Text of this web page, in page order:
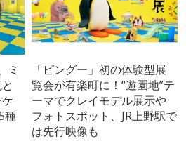
ミ
種
「ピングー」初の体験型展
覧会が有楽町に！“遊園地”テ
ーマでクレイモデル展示や
フォトスポット、JR上野駅で
は先行映像も